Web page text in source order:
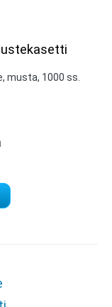
musta, 1000 ss.